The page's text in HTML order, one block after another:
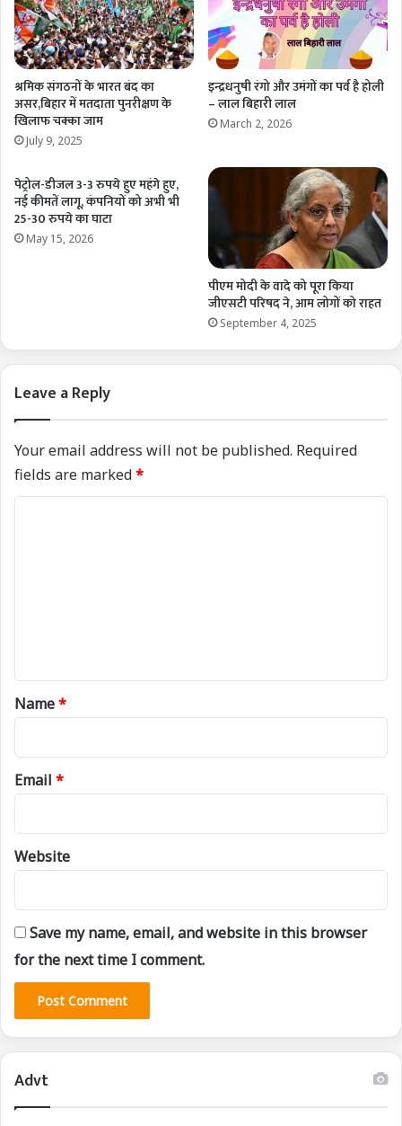
श्रमिक संगठनों के भारत बंद का
असर,बिहार में मतदाता पुनरीक्षण के
खिलाफ चक्का जाम
July 9, 2025
इन्द्रधनुषी रंगो और उमंगों का पर्व है होली
– लाल बिहारी लाल
March 2, 2026
पेट्रोल-डीजल 3-3 रुपये हुए महंगे हुए,
नई कीमतें लागू, कंपनियों को अभी भी
25-30 रुपये का घाटा
May 15, 2026
पीएम मोदी के वादे को पूरा किया
जीएसटी परिषद ने, आम लोगों को राहत
September 4, 2025
Leave a Reply
Your email address will not be published. Required
fields are marked*
*
Name*
Email *
Website
Save my name, email, and website in this browser
for the next time I comment.
Advt